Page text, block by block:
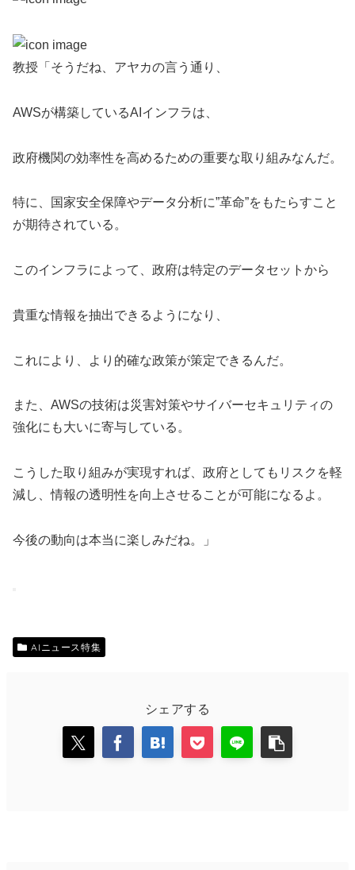
教授「そうだね、アヤカの言う通り、
AWSが構築しているAIインフラは、
政府機関の効率性を高めるための重要な取り組みなんだ。
特に、国家安全保障やデータ分析に”革命”をもたらすこと
が期待されている。
このインフラによって、政府は特定のデータセットから
貴重な情報を抽出できるようになり、
これにより、より的確な政策が策定できるんだ。
また、AWSの技術は災害対策やサイバーセキュリティの
強化にも大いに寄与している。
こうした取り組みが実現すれば、政府としてもリスクを軽
減し、情報の透明性を向上させることが可能になるよ。
今後の動向は本当に楽しみだね。」
AIニュース特集
シェアする